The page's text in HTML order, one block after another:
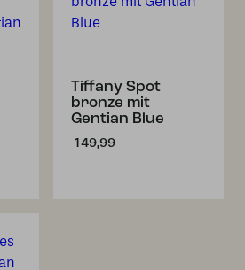
Tiffany Spot
bronze mit
Gentian Blue
149,99